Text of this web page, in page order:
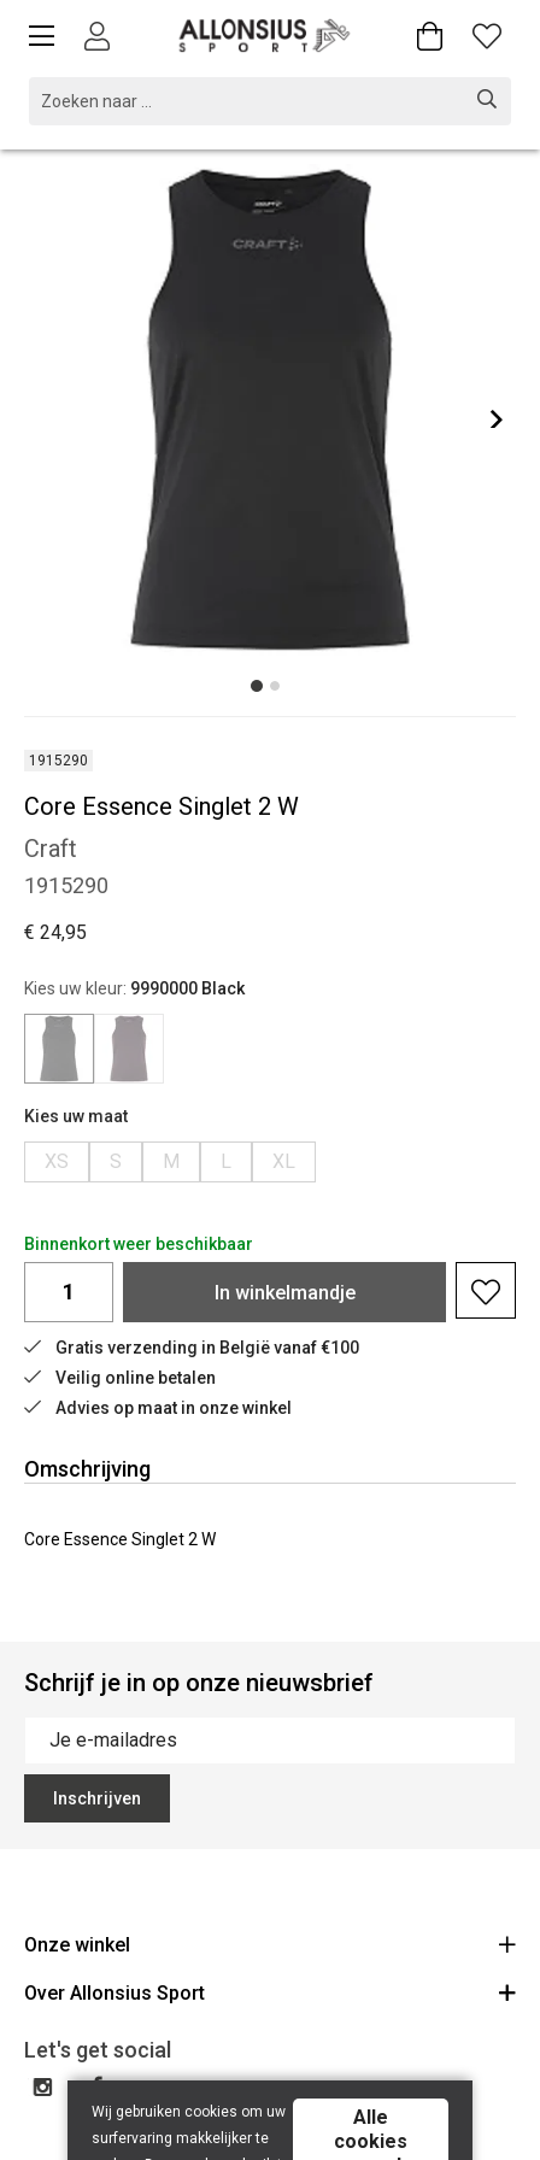
1915290
Core Essence Singlet 2 W
Craft
1915290
€ 24,95
Kies uw kleur: 9990000 Black
Kies uw maat
XS S M L XL
Binnenkort weer beschikbaar
In winkelmandje
Gratis verzending in België vanaf €100
Veilig online betalen
Advies op maat in onze winkel
Omschrijving
Core Essence Singlet 2 W
Schrijf je in op onze nieuwsbrief
Inschrijven
Onze winkel
Allonsius Sport
Route
Tel 02 356 46 46
BE0423.241.484
Over Allonsius Sport
Over ons
Onze merken
Cancel order
Let's get social
Wij gebruiken cookies om uw
surfervaring makkelijker te
Alle
cookies